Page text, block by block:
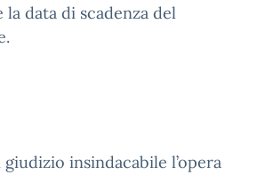
data di scadenza del
insindacabile l’opera